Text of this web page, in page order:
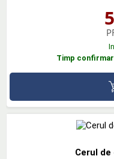
Timp
Cerul